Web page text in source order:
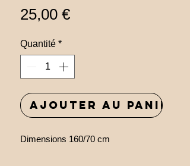
25,00 €Prix
Quantité *
Ajouter au panier
Dimensions 160/70 cm